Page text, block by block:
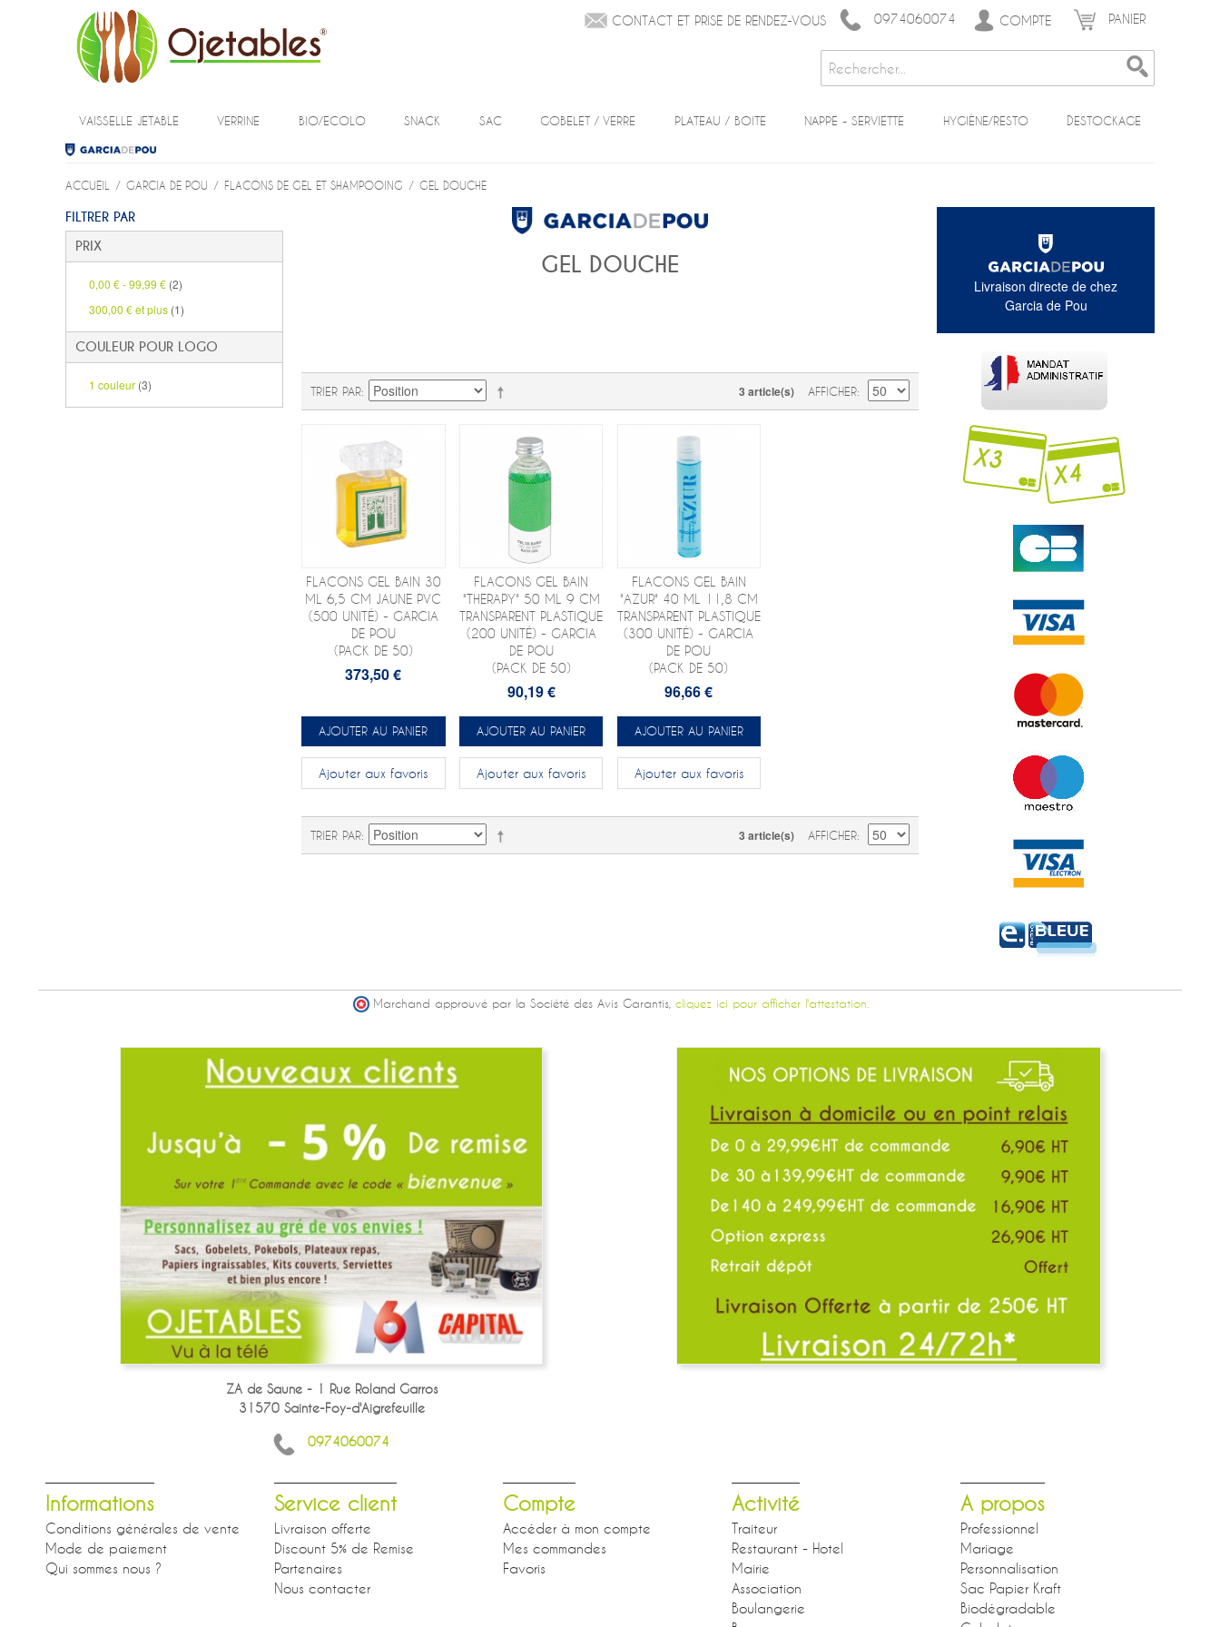
CONTACT ET PRISE DE RENDEZ-VOUS 0974060074 COMPTE PANIER
VAISSELLE JETABLE VERRINE BIO/ECOLO SNACK SAC GOBELET / VERRE PLATEAU / BOITE NAPPE - SERVIETTE HYGIÈNE/RESTO DESTOCKAGE
ACCUEIL / GARCIA DE POU / FLACONS DE GEL ET SHAMPOOING / GEL DOUCHE
FILTRER PAR
PRIX
0,00 €-99,99 € (2)
300,00 €et plus (1)
COULEUR POUR LOGO
1 couleur (3)
GEL DOUCHE
TRIER PAR 3 article(s) AFFICHER
FLACONS GEL BAIN 30
ML 6,5 CM JAUNE PVC
(500 UNITÉ) - GARCIA
DE POU
(PACK DE 50)
373,50 €
AJOUTER AU PANIER
Ajouter aux favoris
FLACONS GEL BAIN
"THERAPY" 50 ML 9 CM
TRANSPARENT PLASTIQUE
(200 UNITÉ) - GARCIA
DE POU
(PACK DE 50)
90,19 €
AJOUTER AU PANIER
Ajouter aux favoris
FLACONS GEL BAIN
"AZUR" 40 ML 11,8 CM
TRANSPARENT PLASTIQUE
(300 UNITÉ) - GARCIA
DE POU
(PACK DE 50)
96,66 €
AJOUTER AU PANIER
Ajouter aux favoris
TRIER PAR 3 article(s) AFFICHER
Livraison directe de chez
Garcia de Pou
Marchand approuvé par la Société des Avis Garantis, cliquez ici pour afficher l'attestation.
ZA de Saune - 1 Rue Roland Garros
31570 Sainte-Foy-d'Aigrefeuille
0974060074
Informations
Conditions générales de vente
Mode de paiement
Qui sommes nous ?
Service client
Livraison offerte
Discount 5% de Remise
Partenaires
Nous contacter
Compte
Accéder à mon compte
Mes commandes
Favoris
Activité
Traiteur
Restaurant - Hotel
Mairie
Association
Boulangerie
A propos
Professionnel
Mariage
Personnalisation
Sac Papier Kraft
Biodégradable